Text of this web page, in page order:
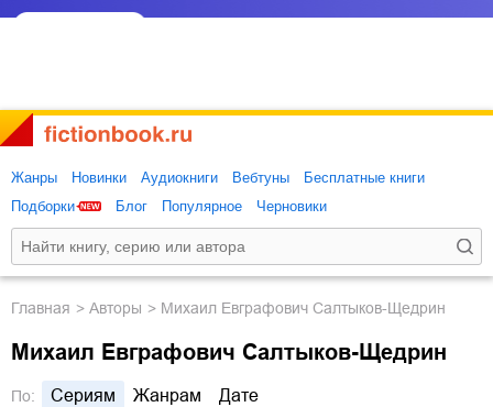
Жанры Новинки Аудиокниги Вебтуны
Бесплатные книги
Подборки
Блог Популярное Черновики
Главная Авторы Михаил Евграфович Салтыков-Щедрин
Михаил Евграфович Салтыков-Щедрин
По: Сериям Жанрам Дате